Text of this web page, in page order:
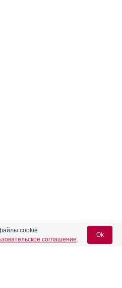
cookie
соглашение.
Ok